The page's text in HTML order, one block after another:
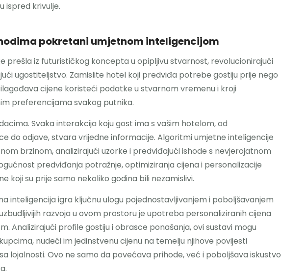
ispred krivulje.
pokretani umjetnom inteligencijom
prešla iz futurističkog koncepta u opipljivu stvarnost, revolucionirajući
ugostiteljstvo. Zamislite hotel koji predviđa potrebe gostiju prije nego
cijene koristeći podatke u stvarnom vremenu i kroji
preferencijama svakog putnika.
Svaka interakcija koju gost ima s vašim hotelom, od
do odjave, stvara vrijedne informacije. Algoritmi umjetne inteligencije
brzinom, analizirajući uzorke i predviđajući ishode s nevjerojatnom
predviđanja potražnje, optimiziranja cijena i personalizacije
koji su prije samo nekoliko godina bili nezamislivi.
inteligencija igra ključnu ulogu pojednostavljivanjem i poboljšavanjem
razvoja u ovom prostoru je upotreba personaliziranih cijena
Analizirajući profile gostiju i obrasce ponašanja, ovi sustavi mogu
nudeći im jedinstvenu cijenu na temelju njihove povijesti
lojalnosti. Ovo ne samo da povećava prihode, već i poboljšava iskustvo